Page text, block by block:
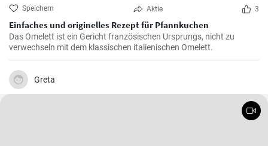
Speichern Aktie 3
Einfaches und originelles Rezept für Pfannkuchen
Das Omelett ist ein Gericht französischen Ursprungs, nicht zu
verwechseln mit dem klassischen italienischen Omelett.
Greta